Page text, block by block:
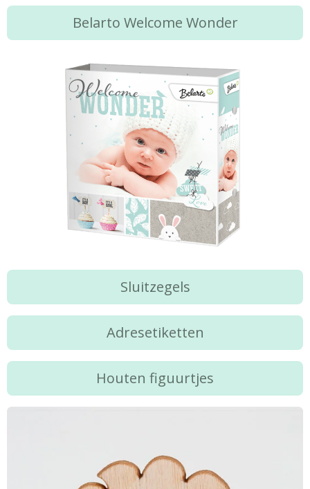
Belarto Welcome Wonder
Sluitzegels
Adresetiketten
Houten figuurtjes